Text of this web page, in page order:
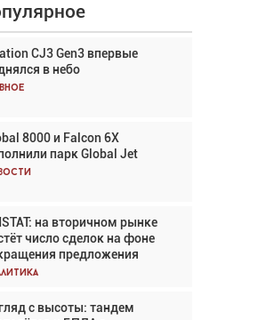
CJ3 Gen3 впервые
в небо
8000 и Falcon 6X
парк Global Jet
на вторичном рынке
число сделок на фоне
предложения
с высоты: тандем
с высоты: тандем
и БПЛА в
операциях
фотограф Дэйв
«Фотография говорит сама
а ИИ всё портит»
чемпионата мира
подъём, хотя
трафик снизился
самолёт – это актив.